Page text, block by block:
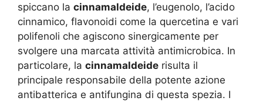
spiccano la cinnamaldeide, l’eugenolo, l’acido
cinnamico, flavonoidi come la quercetina e vari
polifenoli che agiscono sinergicamente per
svolgere una marcata attività antimicrobica. In
particolare, la cinnamaldeide risulta il
principale responsabile della potente azione
antibatterica e antifungina di questa spezia. I